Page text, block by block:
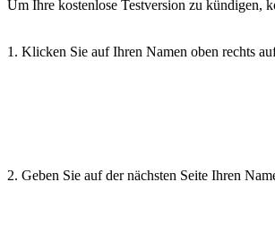
Um Ihre kostenlose Testversion zu kündigen,
1. Klicken Sie auf Ihren Namen oben rechts
2. Geben Sie auf der nächsten Seite Ihren